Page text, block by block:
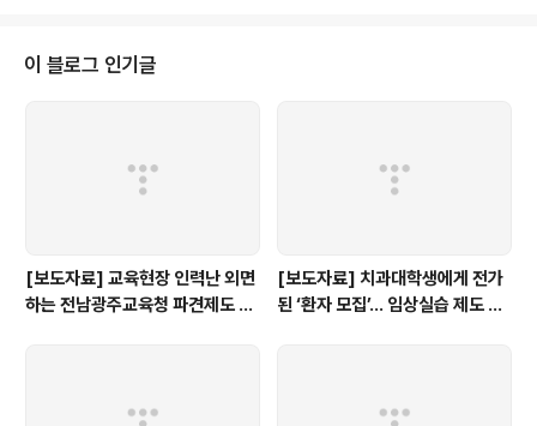
이 블로그 인기글
[보도자료] 교육현장 인력난 외면
하는 전남광주교육청 파견제도 재
[보도자료] 치과대학생에게 전가
된 ‘환자 모집’… 임상실습 제도 개